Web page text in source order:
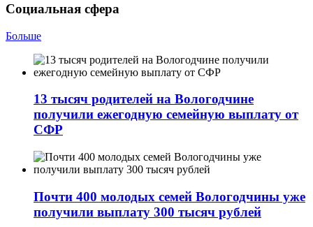
Социальная сфера
Больше
13 тысяч родителей на Вологодчине
получили ежегодную семейную выплату от
СФР
Почти 400 молодых семей Вологодчины уже
получили выплату 300 тысяч рублей